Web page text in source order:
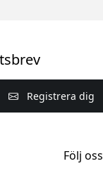
Registrera dig
Följ